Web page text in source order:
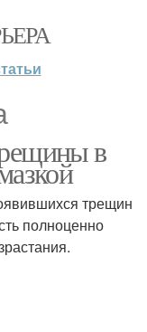
в
трещин
полноценно